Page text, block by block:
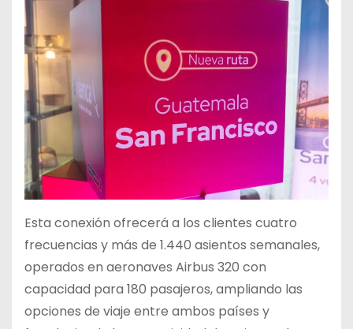
Esta conexión ofrecerá a los clientes cuatro
frecuencias y más de 1.440 asientos semanales,
operados en aeronaves Airbus 320 con
capacidad para 180 pasajeros, ampliando las
opciones de viaje entre ambos países y